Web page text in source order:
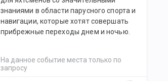
знаниями в области парусного спорта и
навигации, которые хотят совершать
прибрежные переходы днем и ночью.
На данное событие места только по
запросу